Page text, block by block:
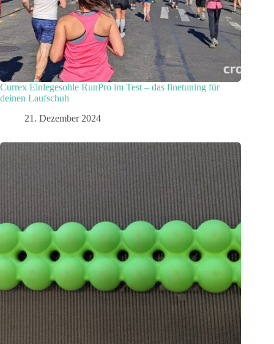
Currex Einlegesohle RunPro im Test – das finetuning für
deinen Laufschuh
21. Dezember 2024